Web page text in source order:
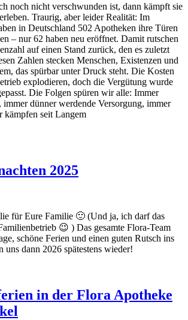
noch nicht verschwunden ist, dann kämpft sie
Traurig, aber leider Realität: Im
in Deutschland 502 Apotheken ihre Türen
– nur 62 haben neu eröffnet. Damit rutschen
auf einen Stand zurück, den es zuletzt
Zahlen stecken Menschen, Existenzen und
das spürbar unter Druck steht. Die Kosten
explodieren, doch die Vergütung wurde
Die Folgen spüren wir alle: Immer
dünner werdende Versorgung, immer
kämpfen seit Langem
2025
für Eure Familie 🙂 (Und ja, ich darf das
😉 ) Das gesamte Flora-Team
schöne Ferien und einen guten Rutsch ins
uns dann 2026 spätestens wieder!
in der Flora Apotheke